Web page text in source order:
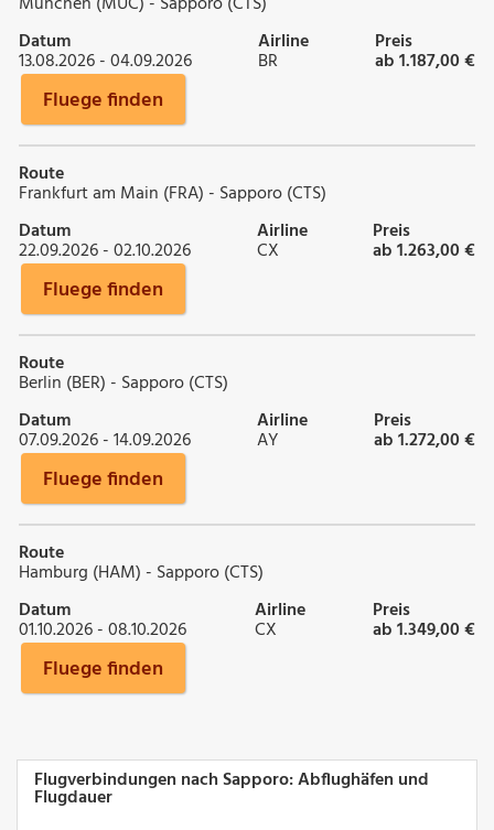
Datum
13.08.2026 - 04.09.2026
Airline
BR
Preis
ab 1.187,00 €
Fluege finden
Route
Frankfurt am Main (FRA) - Sapporo (CTS)
Datum
22.09.2026 - 02.10.2026
Airline
CX
Preis
ab 1.263,00 €
Fluege finden
Route
Berlin (BER) - Sapporo (CTS)
Datum
07.09.2026 - 14.09.2026
Airline
AY
Preis
ab 1.272,00 €
Fluege finden
Route
Hamburg (HAM) - Sapporo (CTS)
Datum
01.10.2026 - 08.10.2026
Airline
CX
Preis
ab 1.349,00 €
Fluege finden
Flugverbindungen nach Sapporo: Abflughäfen und
Flugdauer